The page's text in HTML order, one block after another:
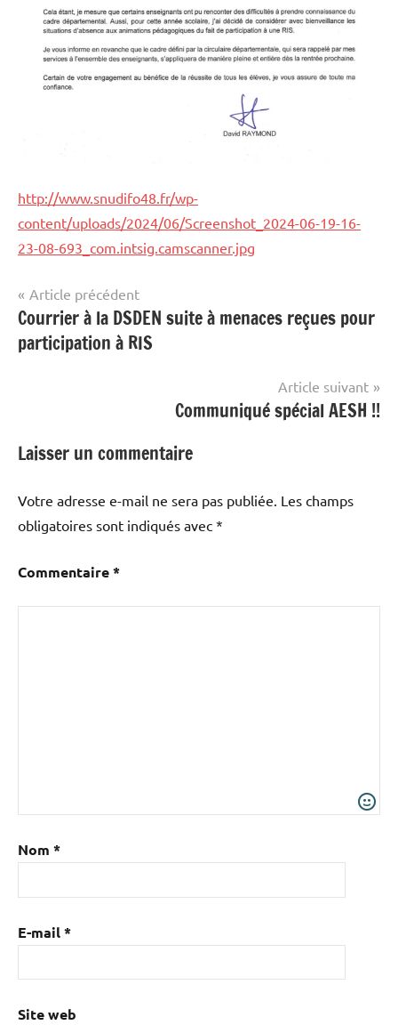
http://www.snudifo48.fr/wp-
content/uploads/2024/06/Screenshot_2024-06-19-16-
23-08-693_com.intsig.camscanner.jpg
Mobilisations
RIS
Navigation
de
l’article
Article précédent
Courrier à la DSDEN suite à menaces reçues pour
participation à RIS
Article suivant
Communiqué spécial AESH !!
Laisser un commentaire
Votre adresse e-mail ne sera pas publiée. Les champs
obligatoires sont indiqués avec *
Commentaire*
Nom *
E-mail*
Site web